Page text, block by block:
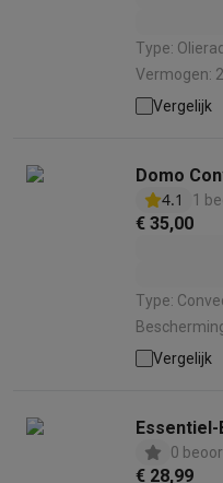
Type: Olieradiators | Voor
Vermogen:
Vergelijk
Domo
4.1
1
€ 35,00
Type: Convectoren |
Vergelijk
Essentiel-
0
€ 28,99